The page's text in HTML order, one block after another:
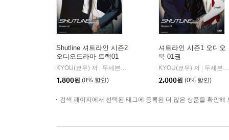
Shutline 셔트라인 시즌2
오디오드라마 트랙01
KYOU(쿄우) 저 | 두세븐 엔터테인먼트
1,800원 (0% 할인)
셔트라인 시즌1 오디오
북 01권
KYOU(쿄우) 저 | 두세븐 엔터테인먼트
2,000원 (0% 할인)
검색 페이지에서 선택된 태그에 등록된 더 많은 상품을 확인해